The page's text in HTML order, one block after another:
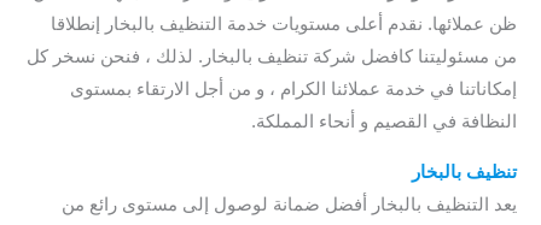
ظن عملائها. نقدم أعلى مستويات خدمة التنظيف بالبخار إنطلاقا
من مسئوليتنا كافضل شركة تنظيف بالبخار. لذلك ، فنحن نسخر كل
إمكاناتنا في خدمة عملائنا الكرام ، و من أجل الارتقاء بمستوى
النظافة في القصيم و أنحاء المملكة.
تنظيف بالبخار
يعد التنظيف بالبخار أفضل ضمانة لوصول إلى مستوى رائع من